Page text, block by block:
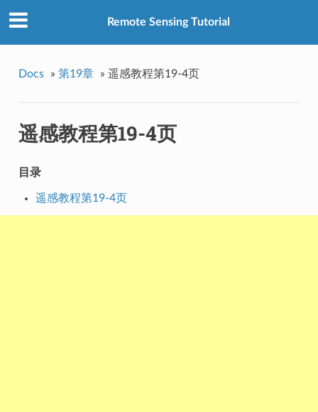
Remote Sensing Tutorial
Docs » 第19章 » 遥感教程第19-4页
遥感教程第19-4页
目录
遥感教程第19-4页